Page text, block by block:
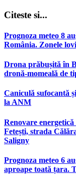
Citeste si...
Prognoza meteo 8
România. Zonele
Drona prăbușită în
dronă-momeală de
Caniculă sufocantă
la ANM
Renovare
Fetești, strada
Saligny
Prognoza meteo 6
aproape toată țara.